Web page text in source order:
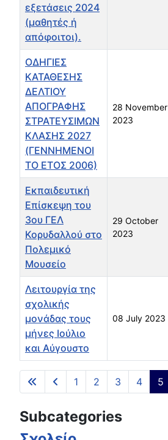
Articles
εξετάσεις 2024
(μαθητές ή
απόφοιτοι).
ΟΔΗΓΙΕΣ
ΚΑΤΑΘΕΣΗΣ
ΔΕΛΤΙΟΥ
ΑΠΟΓΡΑΦΗΣ
ΣΤΡΑΤΕΥΣΙΜΩΝ
ΚΛΑΣΗΣ 2027
(ΓΕΝΝΗΜΕΝΟΙ
ΤΟ ΕΤΟΣ 2006)
28 November
2023
Εκπαιδευτική
Επίσκεψη του
3ου ΓΕΛ
Κορυδαλλού στο
Πολεμικό
Μουσείο
29 October
2023
Λειτουργία της
σχολικής
μονάδας τους
μήνες Ιούλιο
και Αύγουστο
08 July 2023
1 2 3 4 5
Subcategories